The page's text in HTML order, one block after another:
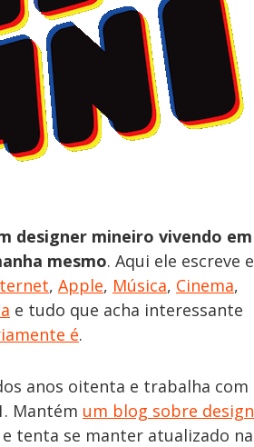
designer mineiro vivendo em
mesmo. Aqui ele escreve e
, Apple, Música, Cinema,
e tudo que acha interessante
é.
anos oitenta e trabalha com
Mantém um blog sobre design
e tenta se manter atualizado na